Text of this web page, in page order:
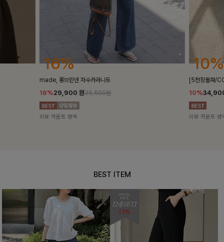
10%
[5천장돌파/COOL]멜틴 퍼프블라우스
10%34,900 원38,700원
리뷰 카운트 영역
10%
퍼피스트라이
10%
리뷰 카운트 영
BEST ITEM